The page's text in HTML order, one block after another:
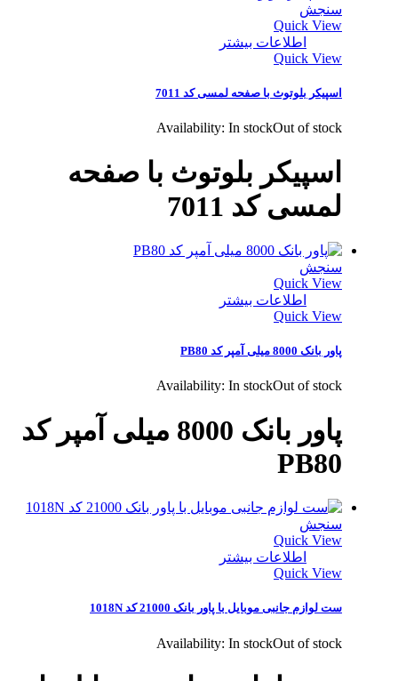
سنجش
Quick View
اطلاعات بیشتر
Quick View
اسپیکر بلوتوث با صفحه لمسی کد 7011
Availability:In stockOut of stock
اسپیکر بلوتوث با صفحه
لمسی کد 7011
سنجش
Quick View
اطلاعات بیشتر
Quick View
پاور بانک 8000 میلی آمپر کد PB80
Availability:In stockOut of stock
پاور بانک 8000 میلی آمپر کد
PB80
سنجش
Quick View
اطلاعات بیشتر
Quick View
ست لوازم جانبی موبایل با پاور بانک 21000 کد 1018N
Availability:In stockOut of stock